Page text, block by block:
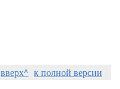
вверх^ к полной версии